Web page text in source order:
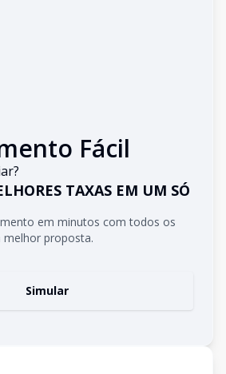
Fácil
TAXAS EM UM SÓ
em minutos com todos os
melhor proposta.
Simular